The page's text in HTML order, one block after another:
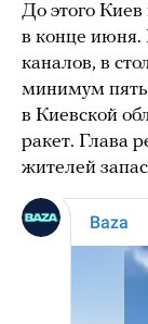
До этого Киев
в конце июня.
каналов, в
минимум пять
в Киевской
ракет. Глава
жителей